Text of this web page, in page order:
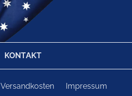
KONTAKT
Versandkosten Impressum